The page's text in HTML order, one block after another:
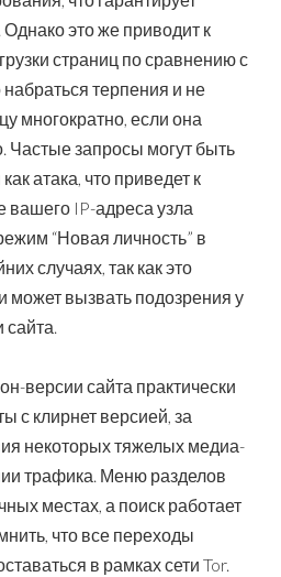
это же приводит к
страниц по сравнению с
терпения и не
многократно, если она
Частые запросы могут быть
атака, что приведет к
вашего IP-адреса узла
“Новая личность” в
случаях, так как это
может вызвать подозрения у
сайта.
версии сайта практически
с клирнет версией, за
некоторых тяжелых медиа-
трафика. Меню разделов
местах, а поиск работает
что все переходы
в рамках сети Tor.